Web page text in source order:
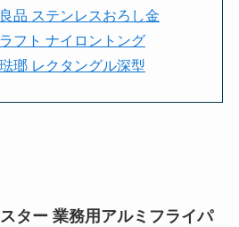
品 ステンレスおろし金
フト ナイロントング
瑯 レクタングル深型
ター 業務用アルミフライパ